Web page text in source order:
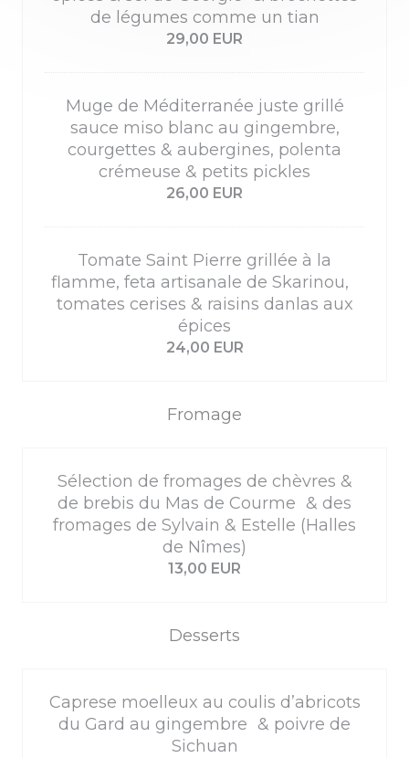
de légumes comme un tian
29,00 EUR
Muge de Méditerranée juste grillé
sauce miso blanc au gingembre,
courgettes & aubergines, polenta
crémeuse & petits pickles
26,00 EUR
Tomate Saint Pierre grillée à la
flamme, feta artisanale de Skarinou,
tomates cerises & raisins danlas aux
épices
24,00 EUR
Fromage
Sélection de fromages de chèvres &
de brebis du Mas de Courme & des
fromages de Sylvain & Estelle (Halles
de Nîmes)
13,00 EUR
Desserts
Caprese moelleux au coulis d’abricots
du Gard au gingembre & poivre de
Sichuan